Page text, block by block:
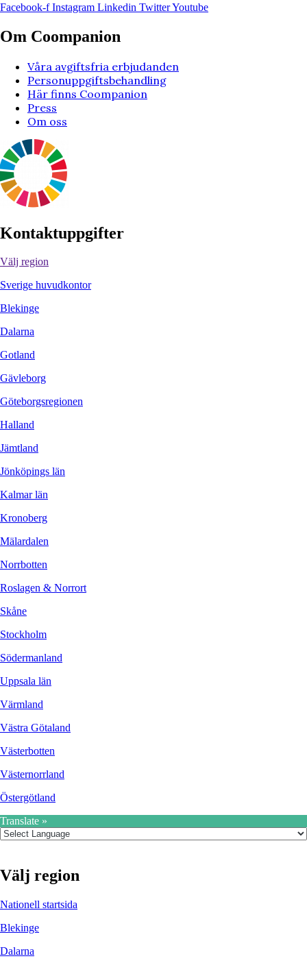
Facebook-f Instagram Linkedin TwitterYoutube
Om Coompanion
Våra avgiftsfria erbjudanden
Personuppgiftsbehandling
Här finns Coompanion
Press
Om oss
Kontaktuppgifter
Välj region
Sverige huvudkontor
Blekinge
Dalarna
Gotland
Gävleborg
Göteborgsregionen
Halland
Jämtland
Jönköpings län
Kalmar län
Kronoberg
Mälardalen
Norrbotten
Roslagen & Norrort
Skåne
Stockholm
Södermanland
Uppsala län
Värmland
Västra Götaland
Västerbotten
Västernorrland
Östergötland
Translate »
Välj region
Nationell startsida
Blekinge
Dalarna